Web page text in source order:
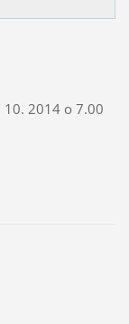
2014 o 7.00